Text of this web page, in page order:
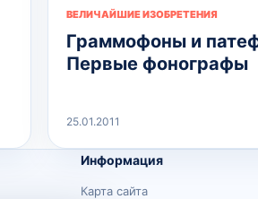
ВЕЛИЧАЙШИЕ ИЗОБРЕТЕНИЯ
Граммофоны и
Первые фонографы
25.01.2011
Информация
Карта сайта